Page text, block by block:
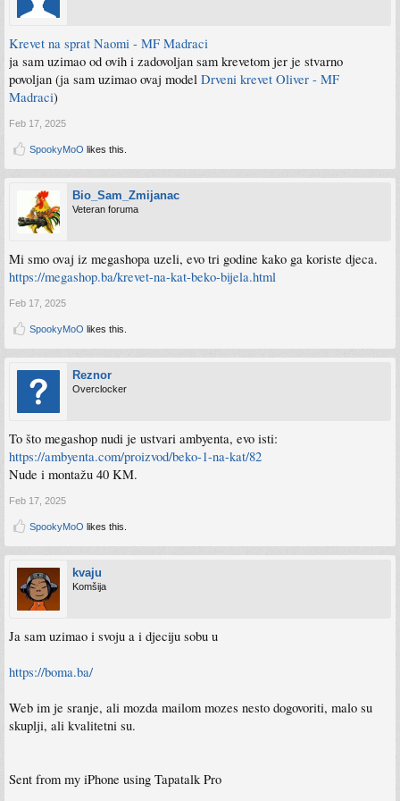
natur
https://ezam.ba/proizvod/krevet-na-sprat-novi/
https://saga-bih.com/proizvod/krevet-na-sprat-mario-family/
https://pennyshop.ba/shop/proizvod/...-na-sprat-2000x900x1715mm-bbd-ttw-
Taj baazar se čini ko neki webshop poput ekupi i vidim da za neke artikle linka
shopove npr otvoriš veš mašinu piše prodavač Neptun BH:
https://bazzar.ba/p/NQ4E2AQ-ww80t4020ee1le
Krevet na sprat Naomi - MF Madraci
ja sam uzimao od ovih i zadovoljan sam krevetom jer je stvarno
povoljan (ja sam uzimao ovaj model Drveni krevet Oliver - MF
Madraci)
Feb 17, 2025
SpookyMoO likes this.
Bio_Sam_Zmijanac
Veteran foruma
Mi smo ovaj iz megashopa uzeli, evo tri godine kako ga koriste djeca.
https://megashop.ba/krevet-na-kat-beko-bijela.html
Feb 17, 2025
SpookyMoO likes this.
Reznor
Overclocker
To što megashop nudi je ustvari ambyenta, evo isti:
https://ambyenta.com/proizvod/beko-1-na-kat/82
Nude i montažu 40 KM.
Feb 17, 2025
SpookyMoO likes this.
kvaju
Komšija
Ja sam uzimao i svoju a i djeciju sobu u
https://boma.ba/
Web im je sranje, ali mozda mailom mozes nesto dogovoriti, malo su
skuplji, ali kvalitetni su.
Sent from my iPhone using Tapatalk Pro